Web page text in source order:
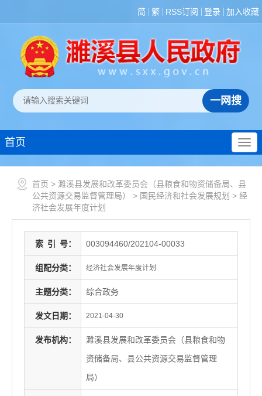
简 繁 RSS订阅 登录 加入收藏
首页
首页 > 濉溪县发展和改革委员会（县粮食和物资储备局、县
公共资源交易监督管理局）
> 国民经济和社会发展规划 > 经
济社会发展年度计划
索 引 号： 003094460/202104-00033
组配分类： 经济社会发展年度计划
主题分类： 综合政务
发文日期： 2021-04-30
发布机构：
濉溪县发展和改革委员会（县粮食和物
资储备局、县公共资源交易监督管理
局）